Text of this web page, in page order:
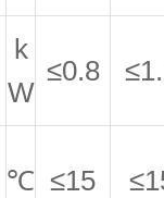
k
W
≤0.8
℃ ≤15